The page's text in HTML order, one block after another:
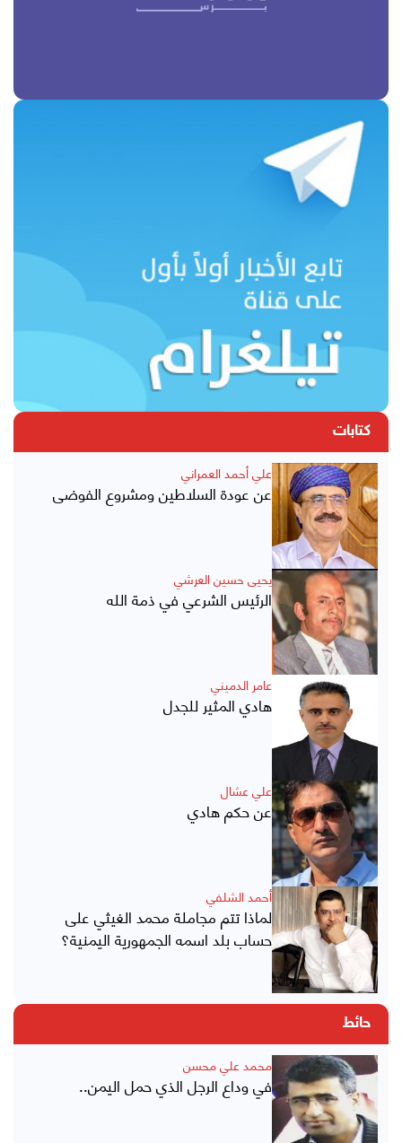
كتابات
علي أحمد العمراني
عن عودة السلاطين ومشروع الفوضى
يحيى حسين العرشي
الرئيس الشرعي في ذمة الله
عامر الدميني
هادي المثير للجدل
علي عشال
عن حكم هادي
أحمد الشلفي
لماذا تتم مجاملة محمد الغيثي على
حساب بلد اسمه الجمهورية اليمنية؟
حائط
محمد علي محسن
في وداع الرجل الذي حمل اليمن..